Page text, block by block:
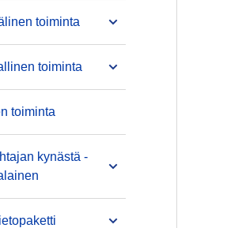
toiminta
toiminta
toiminta
kynästä -